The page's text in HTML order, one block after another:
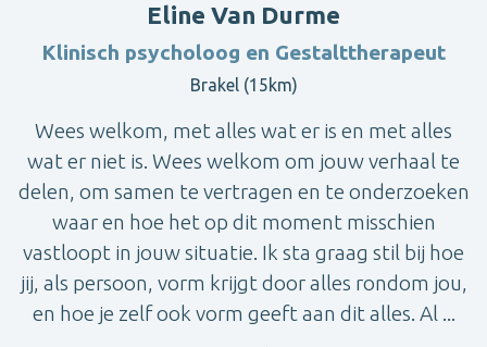
Eline Van Durme
Klinisch psycholoog en Gestalttherapeut
Brakel (15km)
Wees welkom, met alles wat er is en met alles
wat er niet is. Wees welkom om jouw verhaal te
delen, om samen te vertragen en te onderzoeken
waar en hoe het op dit moment misschien
vastloopt in jouw situatie. Ik sta graag stil bij hoe
jij, als persoon, vorm krijgt door alles rondom jou,
en hoe je zelf ook vorm geeft aan dit alles. Al ...